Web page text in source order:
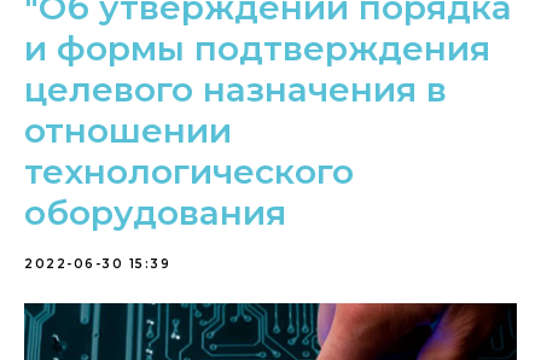
и формы подтверждения
целевого назначения в
отношении
технологического
оборудования
2022-06-30 15:39